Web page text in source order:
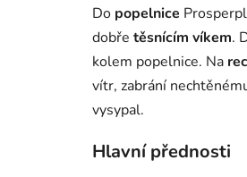
Do popelnice
dobře těsnícím víkem.
kolem popelnice. Na
vítr, zabrání
vysypal.
Hlavní přednosti